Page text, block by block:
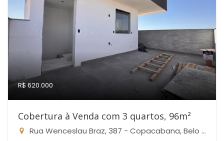
R$ 620.000
Cobertura à Venda com 3 quartos, 96m²
Rua Wenceslau Braz, 387 - Copacabana, Belo Horizonte-MG